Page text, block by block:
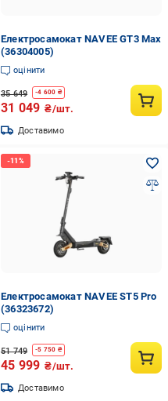
Електросамокат NAVEE GT3 Max
(36304005)
оцінити
35 649 -4 600 ₴
31 049 ₴/шт.
Доставимо
Електросамокат NAVEE ST5 Pro
(36323672)
оцінити
51 749 -5 750 ₴
45 999 ₴/шт.
Доставимо